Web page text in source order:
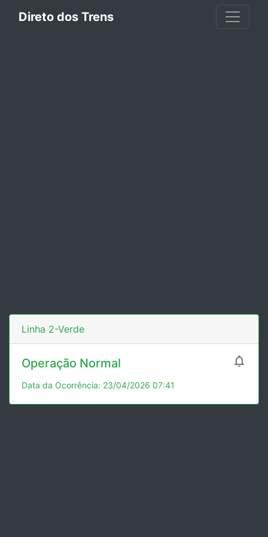
Direto dos Trens
Linha 2-Verde

Operação Normal
Data da Ocorrência: 23/04/2026 07:41